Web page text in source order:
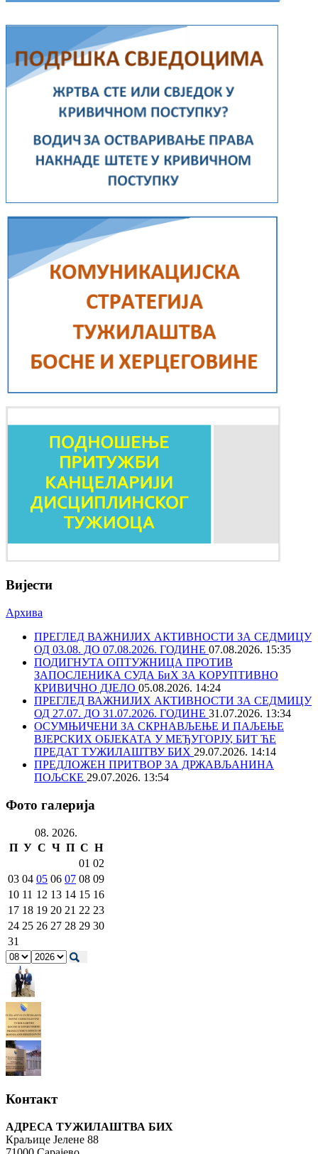
Вијести
Архива
ПРЕГЛЕД ВАЖНИЈИХ АКТИВНОСТИ ЗА СЕДМИЦУ
ОД 03.08. ДО 07.08.2026. ГОДИНЕ 07.08.2026. 15:35
ПОДИГНУТА ОПТУЖНИЦА ПРОТИВ
ЗАПОСЛЕНИКА СУДА БиХ ЗА КОРУПТИВНО
КРИВИЧНО ДЈЕЛО 05.08.2026. 14:24
ПРЕГЛЕД ВАЖНИЈИХ АКТИВНОСТИ ЗА СЕДМИЦУ
ОД 27.07. ДО 31.07.2026. ГОДИНЕ 31.07.2026. 13:34
ОСУМЊИЧЕНИ ЗА СКРНАВЉЕЊЕ И ПАЉЕЊЕ
ВЈЕРСКИХ ОБЈЕКАТА У МЕЂУГОРЈУ, БИТ ЋЕ
ПРЕДАТ ТУЖИЛАШТВУ БИХ 29.07.2026. 14:14
ПРЕДЛОЖЕН ПРИТВОР ЗА ДРЖАВЉАНИНА
ПОЉСКЕ 29.07.2026. 13:54
Фото галерија
08. 2026.
П У С Ч П С Н
01 02
03 04 05 06 07 08 09
10 11 12 13 14 15 16
17 18 19 20 21 22 23
24 25 26 27 28 29 30
31
Контакт
АДРЕСА ТУЖИЛАШТВА БИХ
Краљице Јелене 88